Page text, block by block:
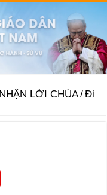
LỜI CHÚA/Đi